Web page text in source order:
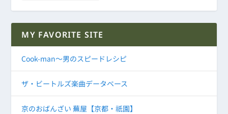
MY FAVORITE SITE
Cook-man～男のスピードレシピ
ザ・ビートルズ楽曲データベース
京のおばんざい 蕪屋【京都・祇園】